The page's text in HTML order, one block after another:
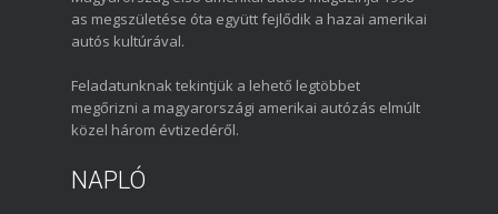
as megszületése óta együtt fejlődik a hazai amerikai
autós kultúrával.
Feladatunknak tekintjük a lehető legtöbbet
megőrizni a magyarországi amerikai autózás elmúlt
közel három évtizedéről.
NAPLÓ